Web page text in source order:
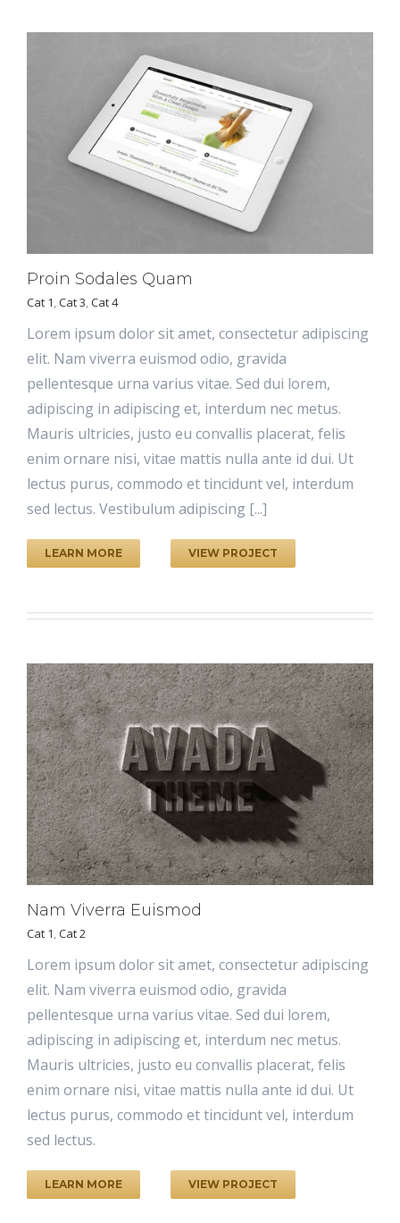
Proin Sodales Quam
Cat 1,Cat 3,Cat 4
Lorem ipsum dolor sit amet, consectetur adipiscing
elit. Nam viverra euismod odio, gravida
pellentesque urna varius vitae. Sed dui lorem,
adipiscing in adipiscing et, interdum nec metus.
Mauris ultricies, justo eu convallis placerat, felis
enim ornare nisi, vitae mattis nulla ante id dui. Ut
lectus purus, commodo et tincidunt vel, interdum
sed lectus. Vestibulum adipiscing [...]
LEARN MORE VIEW PROJECT
Nam Viverra Euismod
Cat 1,Cat 2
Lorem ipsum dolor sit amet, consectetur adipiscing
elit. Nam viverra euismod odio, gravida
pellentesque urna varius vitae. Sed dui lorem,
adipiscing in adipiscing et, interdum nec metus.
Mauris ultricies, justo eu convallis placerat, felis
enim ornare nisi, vitae mattis nulla ante id dui. Ut
lectus purus, commodo et tincidunt vel, interdum
sed lectus.
LEARN MORE VIEW PROJECT